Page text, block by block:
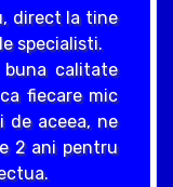
direct la tine
specialisti.
buna calitate
fiecare mic
de aceea, ne
2 ani pentru